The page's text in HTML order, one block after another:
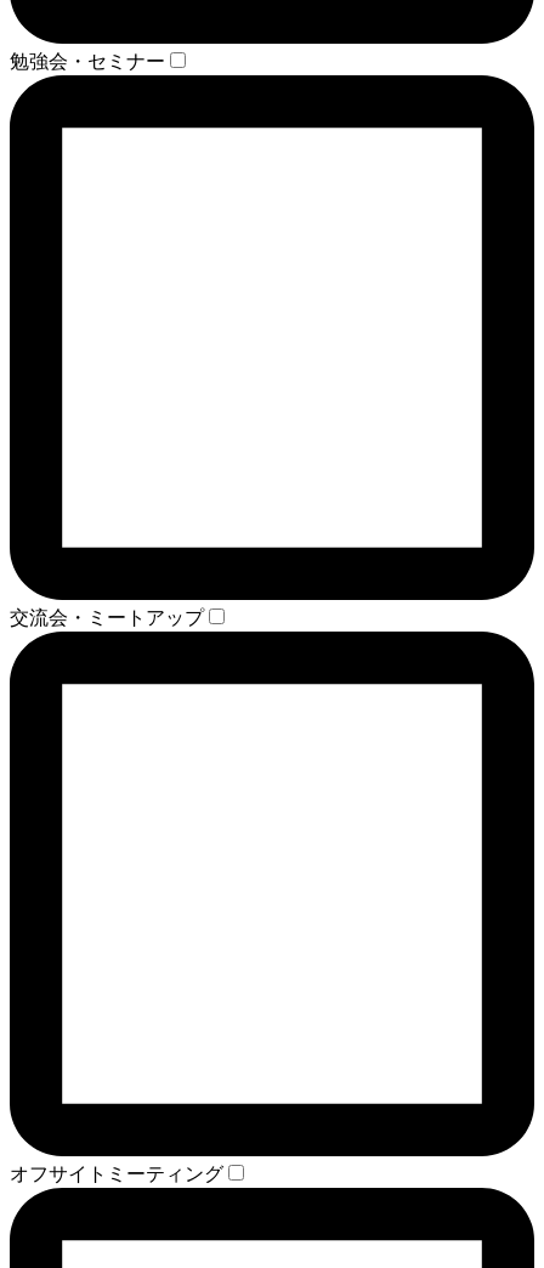
勉強会・セミナー
交流会・ミートアップ
オフサイトミーティング